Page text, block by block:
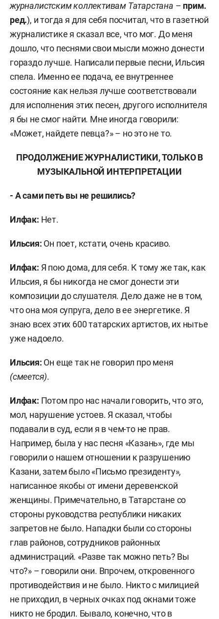
журналистским коллективам Татарстана – прим.
ред.), и тогда я для себя посчитал, что в газетной
журналистике я сказал все, что мог. До меня
дошло, что песнями свои мысли можно донести
гораздо лучше. Написали первые песни, Ильсия
спела. Именно ее подача, ее внутреннее
состояние как нельзя лучше соответствовали
для исполнения этих песен, другого исполнителя
я бы не смог найти. Мне иногда говорили:
«Может, найдете певца?» – но это не то.
ПРОДОЛЖЕНИЕ ЖУРНАЛИСТИКИ, ТОЛЬКО В
МУЗЫКАЛЬНОЙ ИНТЕРПРЕТАЦИИ
- А сами петь вы не решились?
Илфак: Нет.
Ильсия: Он поет, кстати, очень красиво.
Илфак: Я пою дома, для себя. К тому же так, как
Ильсия, я бы никогда не смог донести эти
композиции до слушателя. Дело даже не в том,
что она моя супруга, дело в ее энергетике. Я
знаю всех этих 600 татарских артистов, их нытье
уже надоело.
Ильсия: Он еще так не говорил про меня
(смеется).
Илфак: Потом про нас начали говорить, что это,
мол, нарушение устоев. Я сказал, чтобы
подавали в суд, если я в чем-то не прав.
Например, была у нас песня «Казань», где мы
говорили о нашем отношении к разрушению
Казани, затем было «Письмо президенту»,
написанное якобы от имени деревенской
женщины. Примечательно, в Татарстане со
стороны руководства республики никаких
запретов не было. Нападки были со стороны
глав районов, сотрудников районных
администраций. «Разве так можно петь? Вы
что?» – говорили они. Впрочем, откровенного
противодействия и не было. Никто с милицией
не приходил, в черных очках под окнами тоже
никто не бродил. Бывало, конечно, что в